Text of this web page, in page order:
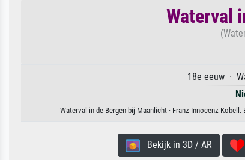
Waterval
18e eeuw ·
Waterval in de Bergen bij Maanlicht · Franz Innocenz
Bekijk in 3D / AR